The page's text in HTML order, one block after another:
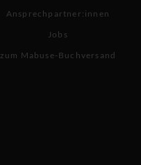
Ansprechpartner:innen
Jobs
zum Mabuse-Buchversand